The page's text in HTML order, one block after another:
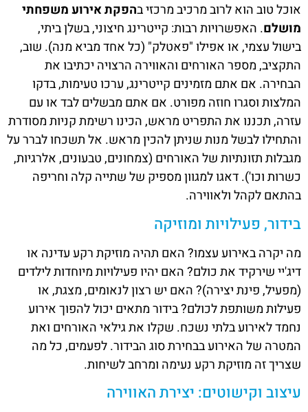
אוכל טוב הוא לרוב מרכיב מרכזי בהפקת אירוע משפחתי
מושלם. האפשרויות רבות: קייטרינג חיצוני, בשלן ביתי,
בישול עצמי, או אפילו "פאטלק" (כל אחד מביא מנה). שוב,
התקציב, מספר האורחים והאווירה הרצויה יכתיבו את
הבחירה. אם אתם מזמינים קייטרינג, ערכו טעימות, בדקו
המלצות וסגרו חוזה מפורט. אם אתם מבשלים לבד או עם
עזרה, תכננו את התפריט מראש, הכינו רשימת קניות מסודרת
והתחילו לבשל מנות שניתן להכין מראש. אל תשכחו לברר על
מגבלות תזונתיות של האורחים (צמחונים, טבעונים, אלרגיות,
כשרות וכו'). דאגו למגוון מספיק של שתייה קלה וחריפה
בהתאם לקהל ולאווירה.
בידור, פעילויות ומוזיקה
מה יקרה באירוע עצמו? האם תהיה מוזיקת רקע עדינה או
דיג'יי שירקיד את כולם? האם יהיו פעילויות מיוחדות לילדים
(מפעיל, פינת יצירה)? האם יש רצון לנאומים, מצגת, או
פעילות משותפת לכולם? בידור מתאים יכול להפוך אירוע
נחמד לאירוע בלתי נשכח. שקלו את גילאי האורחים ואת
המטרה של האירוע בבחירת סוג הבידור. לפעמים, כל מה
שצריך זה מוזיקת רקע נעימה ומרחב לשיחות.
עיצוב וקישוטים: יצירת האווירה